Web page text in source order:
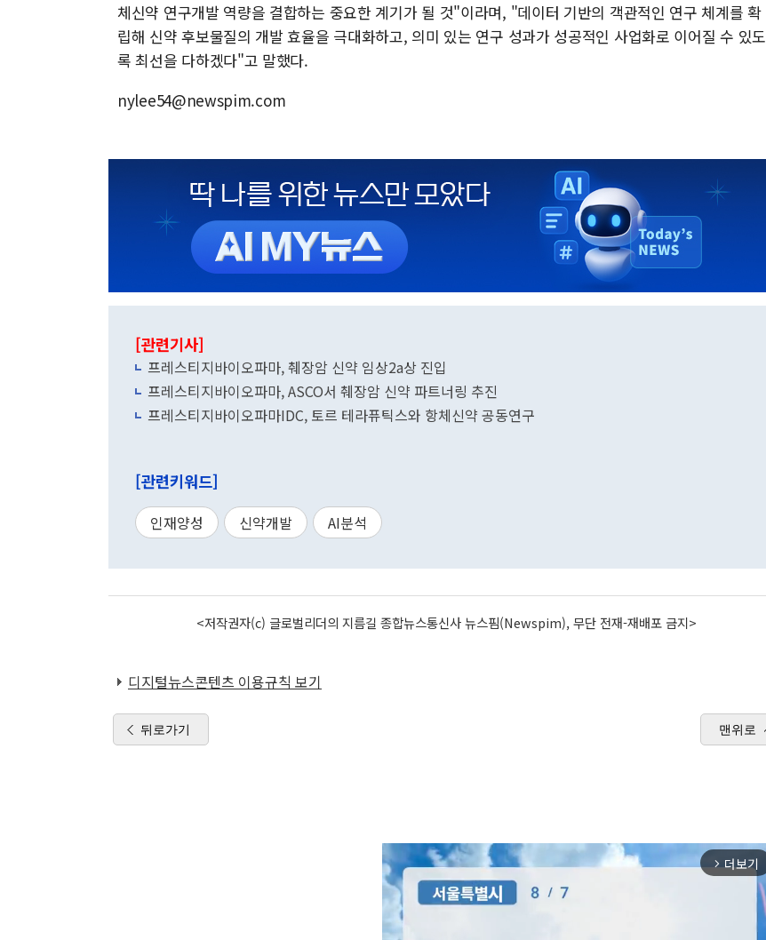
체신약 연구개발 역량을 결합하는 중요한 계기가 될 것"이라며, "데이터 기반의 객관적인 연구 체계를 확
립해 신약 후보물질의 개발 효율을 극대화하고, 의미 있는 연구 성과가 성공적인 사업화로 이어질 수 있도
록 최선을 다하겠다"고 말했다.
nylee54@newspim.com
[관련기사]
프레스티지바이오파마, 췌장암 신약 임상2a상 진입
프레스티지바이오파마, ASCO서 췌장암 신약 파트너링 추진
프레스티지바이오파마IDC, 토르 테라퓨틱스와 항체신약 공동연구
[관련키워드]
인재양성 신약개발 AI분석
<저작권자(c) 글로벌리더의 지름길 종합뉴스통신사 뉴스핌(Newspim), 무단 전재-재배포 금지>
디지털뉴스콘텐츠 이용규칙 보기
뒤로가기 맨위로
arrow_forward_ios 더보기